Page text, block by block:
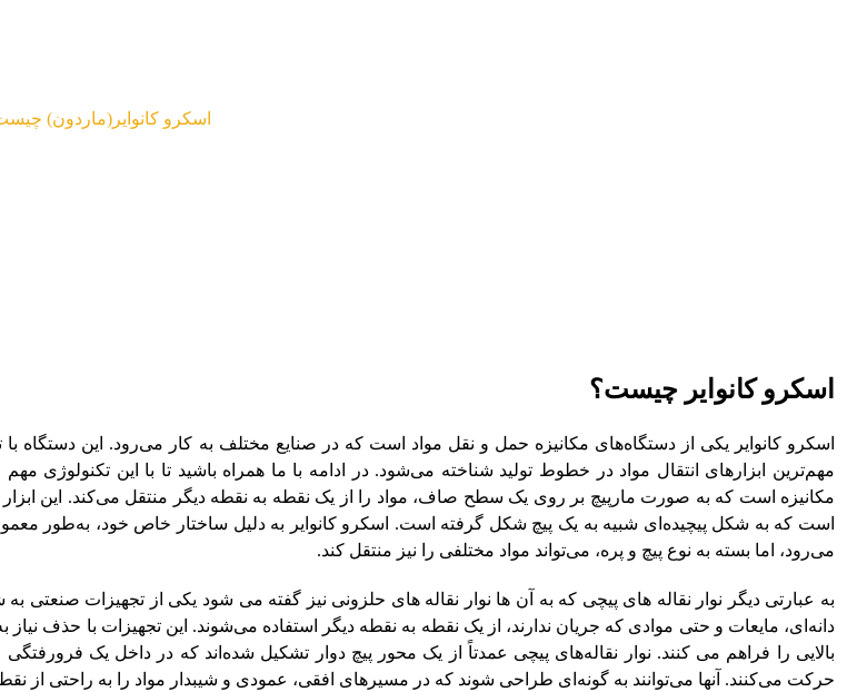
اسکرو کانوایر(ماردون)
اسکرو کانوایر چیست؟
اسکرو کانوایر یکی از دستگاه‌های مکانیزه حمل و نقل مواد است که در صنایع مختلف به کار می‌رود. این دستگاه
مهم‌ترین ابزارهای انتقال مواد در خطوط تولید شناخته می‌شود. در ادامه با ما همراه باشید تا با این تکنولوژی
مکانیزه است که به صورت مارپیچ بر روی یک سطح صاف، مواد را از یک نقطه به نقطه دیگر منتقل می‌کند. این ابزار
است که به شکل پیچیده‌ای شبیه به یک پیچ شکل گرفته است. اسکرو کانوایر به دلیل ساختار خاص خود، به‌طور
می‌رود، اما بسته به نوع پیچ و پره، می‌تواند مواد مختلفی را نیز منتقل کند.
به عبارتی دیگر نوار نقاله های پیچی که به آن ها نوار نقاله های حلزونی نیز گفته می شود یکی از تجهیزات صنعتی
دانه‌ای، مایعات و حتی موادی که جریان ندارند، از یک نقطه به نقطه دیگر استفاده می‌شوند. این تجهیزات با حذف نیاز
بالایی را فراهم می کنند. نوار نقاله‌های پیچی عمدتاً از یک محور پیچ دوار تشکیل شده‌اند که در داخل یک
حرکت می‌کنند. آنها می‌توانند به گونه‌ای طراحی شوند که در مسیرهای افقی، عمودی و شیبدار مواد را به راحتی از